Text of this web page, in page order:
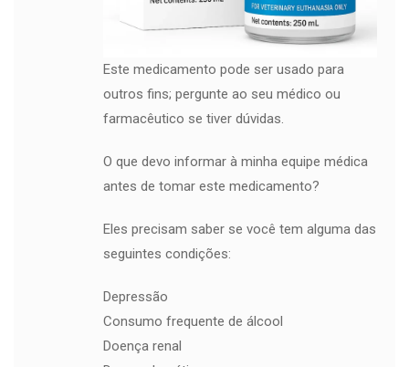
Este medicamento pode ser usado para
outros fins; pergunte ao seu médico ou
farmacêutico se tiver dúvidas.
O que devo informar à minha equipe médica
antes de tomar este medicamento?
Eles precisam saber se você tem alguma das
seguintes condições:
Depressão
Consumo frequente de álcool
Doença renal